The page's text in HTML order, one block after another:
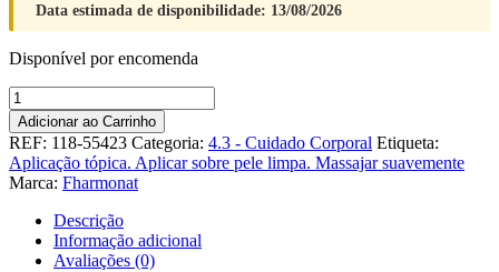
Data estimada de disponibilidade: 13/08/2026
Disponível por encomenda
Quantidade
de
RheuPlus
Bálsamo
50gr
Adicionar ao Carrinho
REF: 118-55423 Categoria: 4.3 - Cuidado Corporal Etiqueta:
Aplicação tópica. Aplicar sobre pele limpa. Massajar suavemente
Marca: Fharmonat
Descrição
Informação adicional
Avaliações (0)